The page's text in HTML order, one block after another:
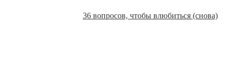
36 вопросов, чтобы влюбиться (снова)